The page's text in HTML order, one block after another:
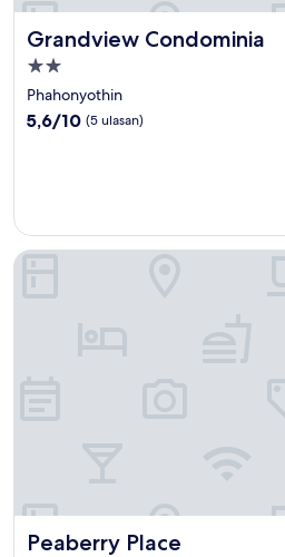
Grandview Condominia
Grandview Condominia
Properti
bintang
2.0
Phahonyothin
5.6
5,6/10 (5 ulasan)
Peaberry Place
Peaberry Place
Peaberry Place